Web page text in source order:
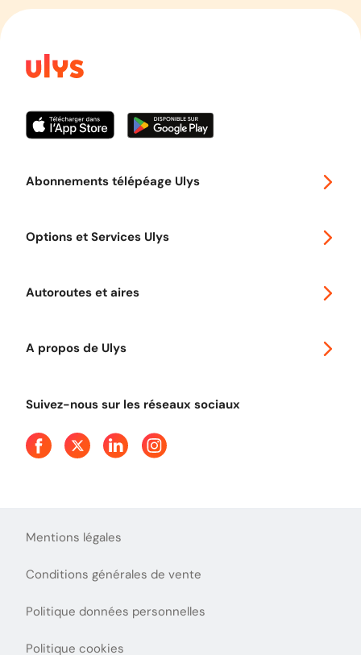
Abonnements télépéage Ulys
Options et Services Ulys
Autoroutes et aires
A propos de Ulys
Presse
Suivez-nous sur les réseaux sociaux
Mentions légales
Conditions générales de vente
Politique données personnelles
Politique cookies